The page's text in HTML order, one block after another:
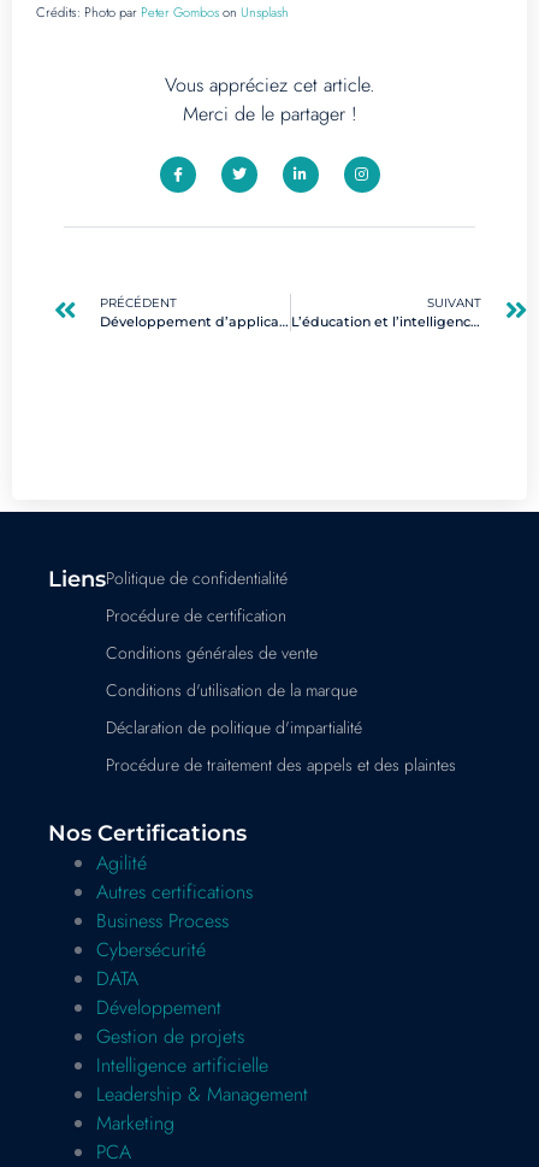
Crédits: Photo par Peter Gomboson Unsplash
Vous appréciez cet article.
Merci de le partager !
PRÉCÉDENT
Développement d’applications low code : transformez vos idées en réalité
SUIVANT
L’éducation et l’intelligence artificielle : transformer l’apprentissage moderne
LiensPolitique de confidentialité
Procédure de certification
Conditions générales de vente
Conditions d'utilisation de la marque
Déclaration de politique d'impartialité
Procédure de traitement des appels et des plaintes
Nos Certifications
Agilité
Autres certifications
Business Process
Cybersécurité
DATA
Développement
Gestion de projets
Intelligence artificielle
Leadership & Management
Marketing
PCA